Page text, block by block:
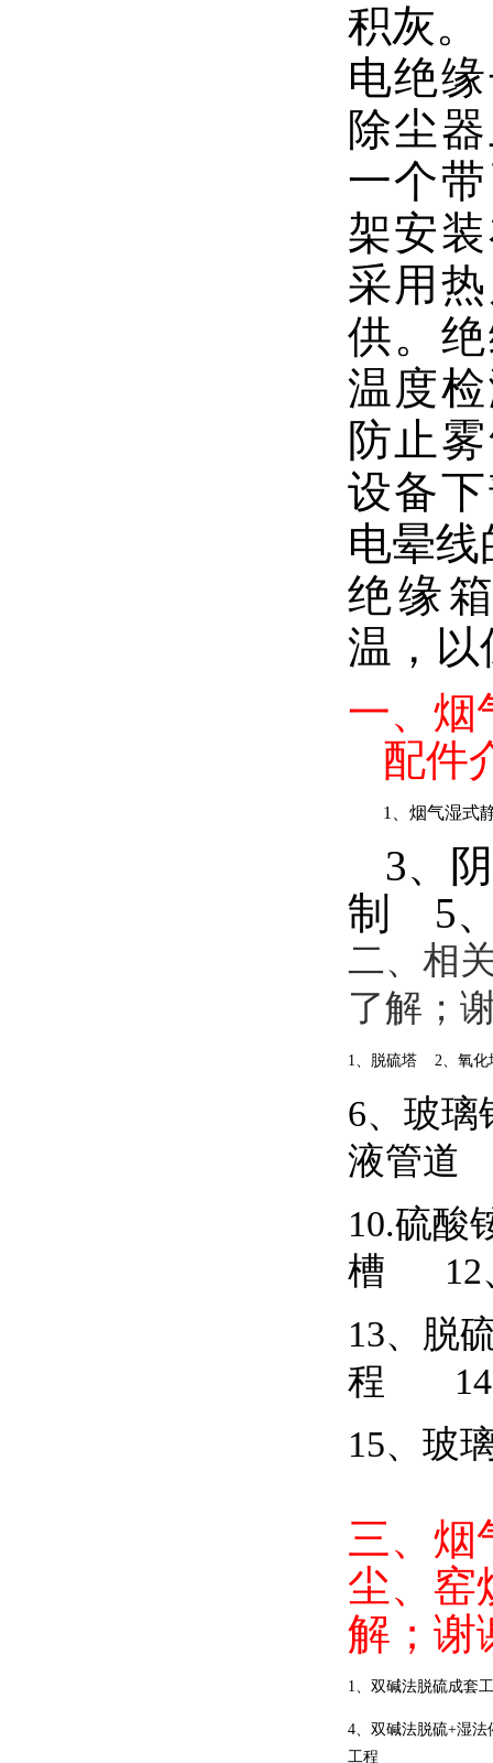
积灰。
电绝
除尘
一个
架安
采用
供。
温度
防止
设备
电晕
绝缘
温，以
一、 烟
配件
1 烟气湿式
3、
制
5
二、相
了解；
1、脱硫塔 2、氧化
6、玻璃
液管道
10.硫酸
槽
12
13、脱
程
14
15、玻
三、烟
尘、窑
解；谢
1、双碱法脱硫成套
4、双碱法脱硫+湿法
工程